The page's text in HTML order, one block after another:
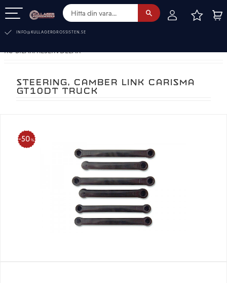
INFO@KULLAGERGROSSISTEN.SE
RC-BILAR. RESERVDELAR
STEERING, CAMBER LINK CARISMA
GT10DT TRUCK
50 %